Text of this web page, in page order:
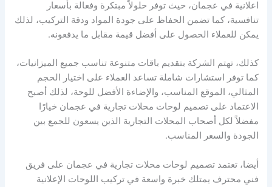
اعلانية في عجمان، حيث توفر حلولاً مبتكرة وفعالة بأسعار
تنافسية، كما تضمن الحفاظ على جودة المواد ودقة التركيب، لذلك
يمكن للعملاء الحصول على أفضل قيمة مقابل ما يدفعونه.
كذلك، تهتم الشركة بتقديم باقات متنوعة تناسب جميع الميزانيات،
كما توفر استشارات شاملة تساعد العملاء على اختيار الحجم
المثالي، الموقع المناسب، والإضاءة الأفضل للوحة، لذلك أصبح
الاعتماد على تصميم لوحات محلات تجارية في عجمان خيارًا
مفضلاً لكل أصحاب المحلات التجارية الذين يسعون للجمع بين
الجودة والسعر المناسب.
أيضا، تعتمد تصميم لوحات محلات تجارية في عجمان على فريق
فني محترف يمتلك خبرة واسعة في تركيب اللوحات الإعلانية